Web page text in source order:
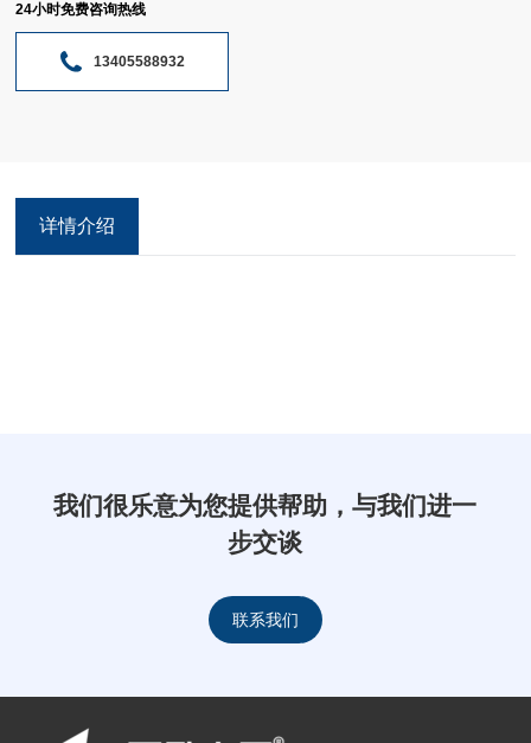
24小时免费咨询热线
13405588932
详情介绍
我们很乐意为您提供帮助，与我们进一
步交谈
联系我们